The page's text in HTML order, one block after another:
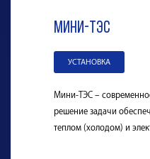
мини-ТЭС
УСТАНОВКА
Мини-ТЭС –
решение задачи
теплом (холодом) и